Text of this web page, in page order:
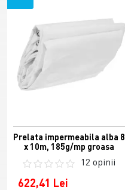
Prelata impermeabila alba 8
x 10m, 185g/mp groasa
12 opinii
622,41 Lei